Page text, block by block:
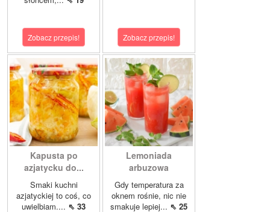
Zobacz przepis! Zobacz przepis!
Kapusta po
azjatycku do...
Smaki kuchni
azjatyckiej to coś, co
uwielbiam.... ⇖ 33
Lemoniada
arbuzowa
Gdy temperatura za
oknem rośnie, nic nie
smakuje lepiej... ⇖ 25